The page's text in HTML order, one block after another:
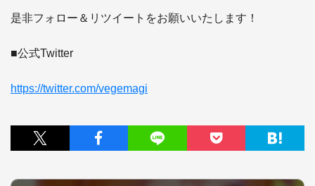
是非フォロー＆リツイートをお願いいたします！
■公式Twitter
https://twitter.com/vegemagi